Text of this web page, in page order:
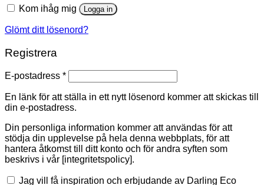
Kom ihåg mig Logga in
Glömt ditt lösenord?
Registrera
E-postadress *
En länk för att ställa in ett nytt lösenord kommer att skickas till
din e-postadress.
Din personliga information kommer att användas för att
stödja din upplevelse på hela denna webbplats, för att
hantera åtkomst till ditt konto och för andra syften som
beskrivs i vår [integritetspolicy].
Jag vill få inspiration och erbjudande av Darling Eco